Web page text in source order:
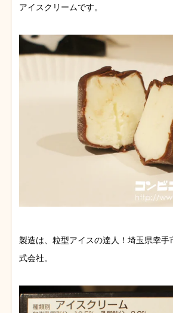
アイスクリームです。
製造は、粒型アイスの達人！埼玉県幸手
式会社。